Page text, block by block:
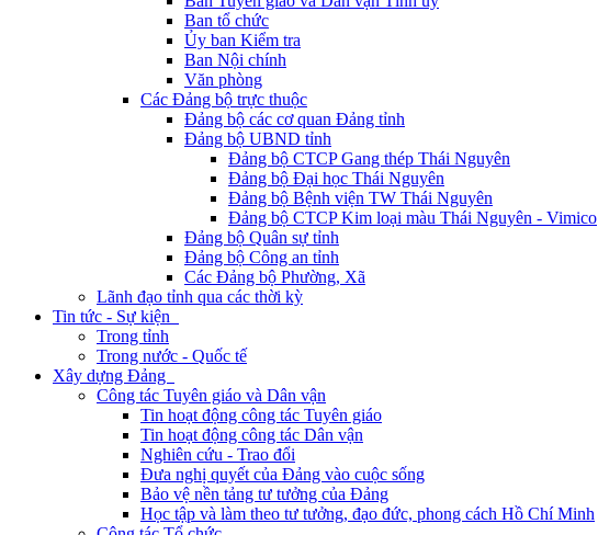
Ban tổ chức
Ủy ban Kiểm tra
Ban Nội chính
Văn phòng
Các Đảng bộ trực thuộc
Đảng bộ các cơ quan Đảng tỉnh
Đảng bộ UBND tỉnh
Đảng bộ CTCP Gang thép Thái Nguyên
Đảng bộ Đại học Thái Nguyên
Đảng bộ Bệnh viện TW Thái Nguyên
Đảng bộ CTCP Kim loại màu Thái Nguyên - Vimico
Đảng bộ Quân sự tỉnh
Đảng bộ Công an tỉnh
Các Đảng bộ Phường, Xã
Lãnh đạo tỉnh qua các thời kỳ
Tin tức - Sự kiện
Trong tỉnh
Trong nước - Quốc tế
Xây dựng Đảng
Công tác Tuyên giáo và Dân vận
Tin hoạt động công tác Tuyên giáo
Tin hoạt động công tác Dân vận
Nghiên cứu - Trao đổi
Đưa nghị quyết của Đảng vào cuộc sống
Bảo vệ nền tảng tư tưởng của Đảng
Học tập và làm theo tư tưởng, đạo đức, phong cách Hồ Chí Minh